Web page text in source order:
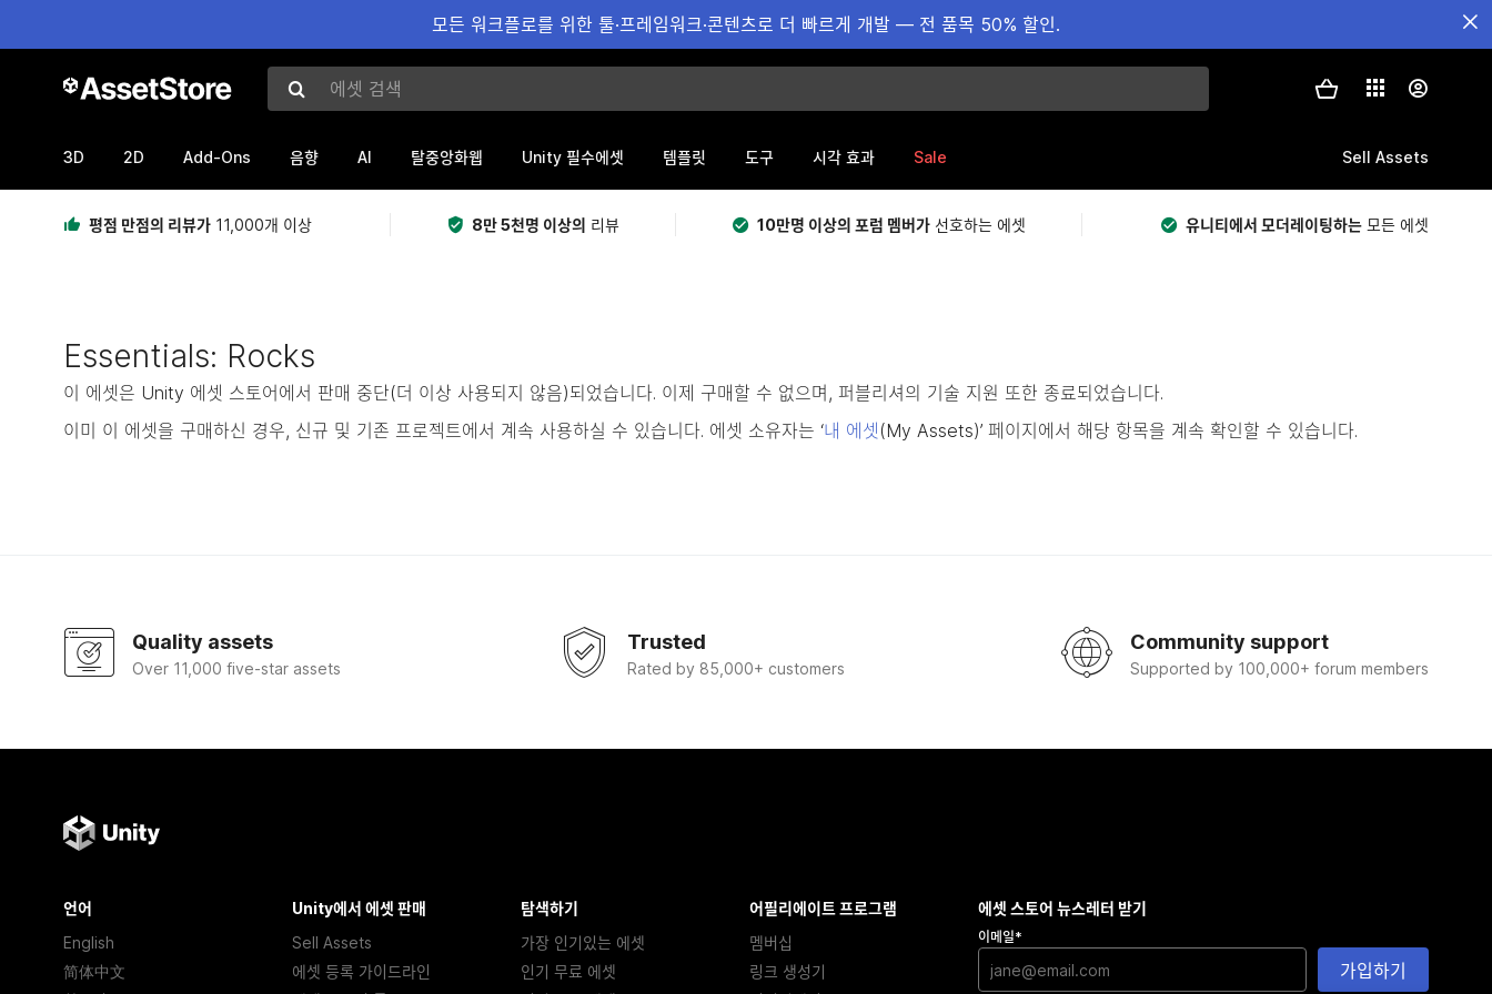
모든 워크플로를 위한 툴·프레임워크·콘텐츠로 더 빠르게 개발 — 전 품목 50% 할인.
에셋 검색
3D 2D Add-Ons 음향 AI 탈중앙화웹 Unity 필수에셋 템플릿 도구 시각 효과 Sale Sell Assets
평점 만점의 리뷰가 11,000개 이상 8만 5천명 이상의 리뷰 10만명 이상의 포럼 멤버가 선호하는 에셋 유니티에서 모더레이팅하는 모든 에셋
Essentials: Rocks
이 에셋은 Unity 에셋 스토어에서 판매 중단(더 이상 사용되지 않음)되었습니다. 이제 구매할 수 없으며, 퍼블리셔의 기술 지원 또한 종료되었습니다.
이미 이 에셋을 구매하신 경우, 신규 및 기존 프로젝트에서 계속 사용하실 수 있습니다. 에셋 소유자는 ‘내 에셋 (My Assets)’ 페이지에서 해당 항목을 계속 확인할 수 있습니다.
Quality assets
Over 11,000 five-star assets
Trusted
Rated by 85,000+ customers
Community support
Supported by 100,000+ forum members
언어
English
简体中文
Unity에서 에셋 판매
Sell Assets
에셋 등록 가이드라인
탐색하기
가장 인기있는 에셋
인기 무료 에셋
어필리에이트 프로그램
멤버십
링크 생성기
에셋 스토어 뉴스레터 받기
이메일*
가입하기